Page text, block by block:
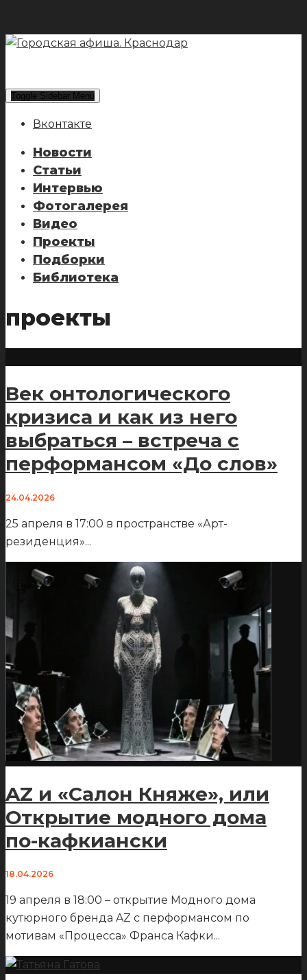
Toggle Sidebar Menu
Вконтакте
Новости
Статьи
Интервью
Фотогалерея
Видео
Проекты
Подборки
Библиотека
проекты
Век онтологического
кризиса и как из него
выбраться – встреча с
перформансом «До слов»
24.04.2026
25 апреля в 17:00 в пространстве «Арт-
резиденция»...
AZ и «Салон Княже», или
Открытие модного дома
по-кафкиански
18.04.2026
19 апреля в 18:00 – открытие Модного дома
кутюрного бренда AZ с перформансом по
мотивам «Процесса» Франса Кафки...